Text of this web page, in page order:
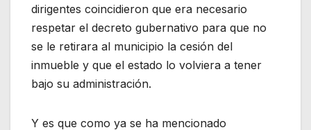
dirigentes coincidieron que era necesario
respetar el decreto gubernativo para que no
se le retirara al municipio la cesión del
inmueble y que el estado lo volviera a tener
bajo su administración.
Y es que como ya se ha mencionado